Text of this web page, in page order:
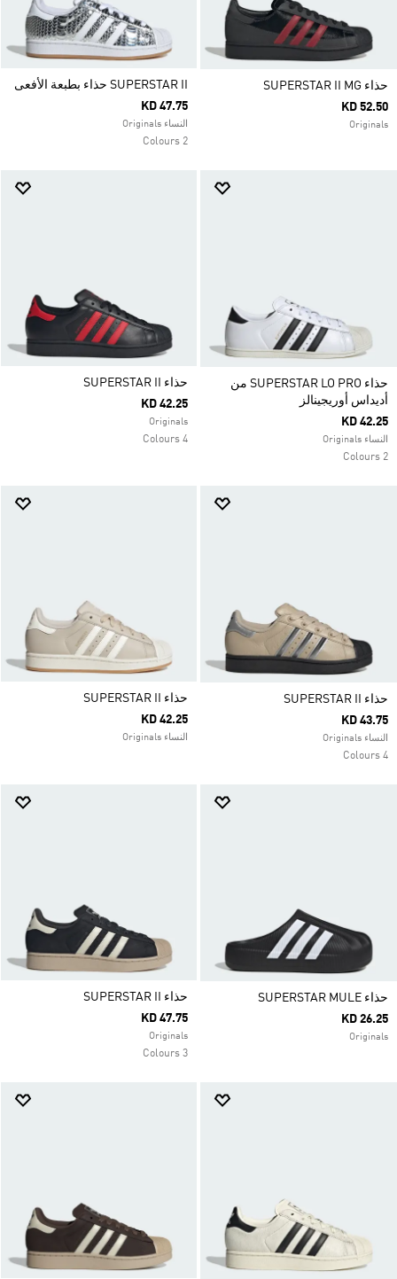
حذاء SUPERSTAR II MG
KD 52.50
Originals
SUPERSTAR II حذاء بطبعة الأفعى
KD 47.75
النساء Originals
2 Colours
حذاء SUPERSTAR LO PRO من
أديداس أوريجينالز
KD 42.25
النساء Originals
2 Colours
حذاء SUPERSTAR II
KD 42.25
Originals
4 Colours
حذاء SUPERSTAR II
KD 43.75
النساء Originals
4 Colours
حذاء SUPERSTAR II
KD 42.25
النساء Originals
حذاء SUPERSTAR MULE
KD 26.25
Originals
حذاء SUPERSTAR II
KD 47.75
Originals
3 Colours